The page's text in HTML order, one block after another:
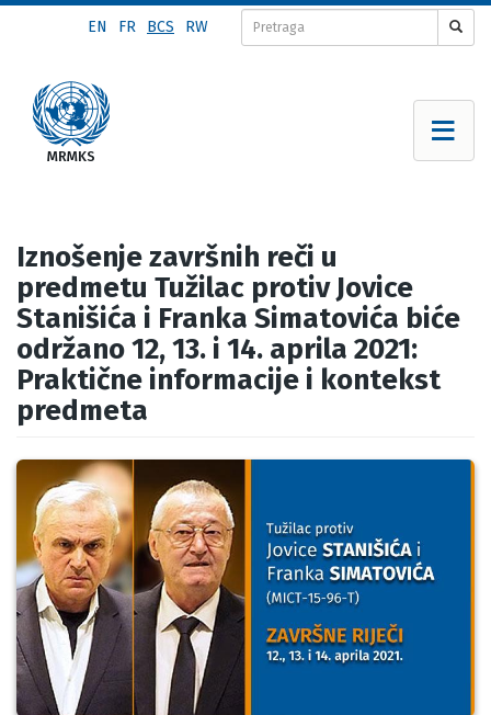
content
EN FR BCS RW
Iznošenje završnih reči u
predmetu Tužilac protiv Jovice
Stanišića i Franka Simatovića biće
održano 12, 13. i 14. aprila 2021:
Praktične informacije i kontekst
predmeta